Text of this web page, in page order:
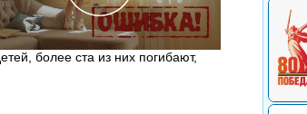
более ста из них погибают,